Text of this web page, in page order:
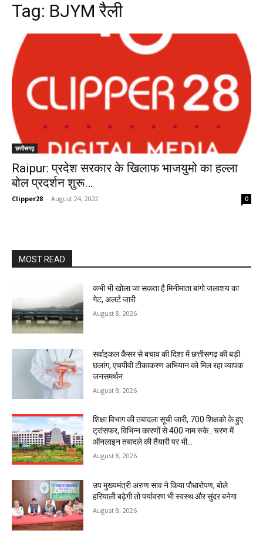
Tag: BJYM रैली
छत्तीसगढ़
Raipur: प्रदेश सरकार के खिलाफ भाजयुमो का हल्ला
बोल प्रदर्शन शुरू…
Clipper28 - August 24, 2022 0
MOST READ
कभी भी खोला जा सकता है मिनीमाता बांगो जलाशय का
गेट, अलर्ट जारी
August 8, 2026
सर्वाइकल कैंसर से बचाव की दिशा में छत्तीसगढ़ की बड़ी
छलांग, एचपीवी टीकाकरण अभियान को मिल रहा व्यापक
जनसमर्थन
August 8, 2026
शिक्षा विभाग की तबादला सूची जारी, 700 शिक्षको के हुए
ट्रांसफर, विभिन्न कारणों से 400 नाम रुके…चरण में
ऑनलाइन तबादले की तैयारी पर भी...
August 8, 2026
उप मुख्यमंत्री अरुण साव ने किया पौधारोपण, बोले
हरियाली बढ़ेगी तो पर्यावरण भी स्वस्थ और सुंदर बनेगा
August 8, 2026